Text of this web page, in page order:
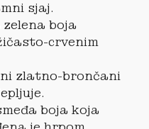
sjaj.
boja
crvenim
zlatno-brončani
boja koja